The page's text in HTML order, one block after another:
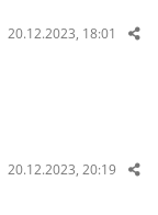
20.12.2023, 18:01
20.12.2023, 20:19